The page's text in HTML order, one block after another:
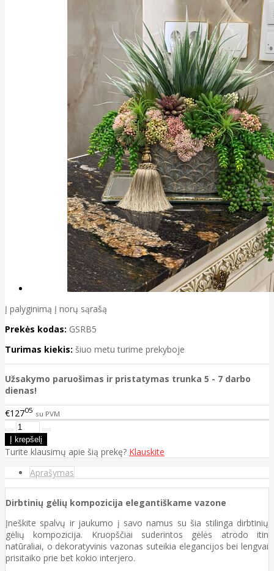
Į palyginimą Į norų sąrašą
Prekės kodas: GSRB5
Turimas kiekis: šiuo metu turime prekyboje
Užsakymo paruošimas ir pristatymas trunka 5 - 7 darbo
dienas!
€12705 su PVM
Turite klausimų apie šią prekę? Klauskite
Aprašymas
Dirbtinių gėlių kompozicija elegantiškame vazone
Įneškite spalvų ir jaukumo į savo namus su šia stilinga dirbtinių
gėlių kompozicija. Kruopščiai suderintos gėlės atrodo itin
natūraliai, o dekoratyvinis vazonas suteikia elegancijos bei lengvai
prisitaiko prie bet kokio interjero.